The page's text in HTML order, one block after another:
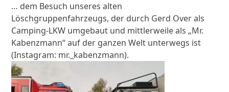
… dem Besuch unseres alten
Löschgruppenfahrzeugs, der durch Gerd Over als
Camping-LKW umgebaut und mittlerweile als „Mr.
Kabenzmann“ auf der ganzen Welt unterwegs ist
(Instagram: mr._kabenzmann).